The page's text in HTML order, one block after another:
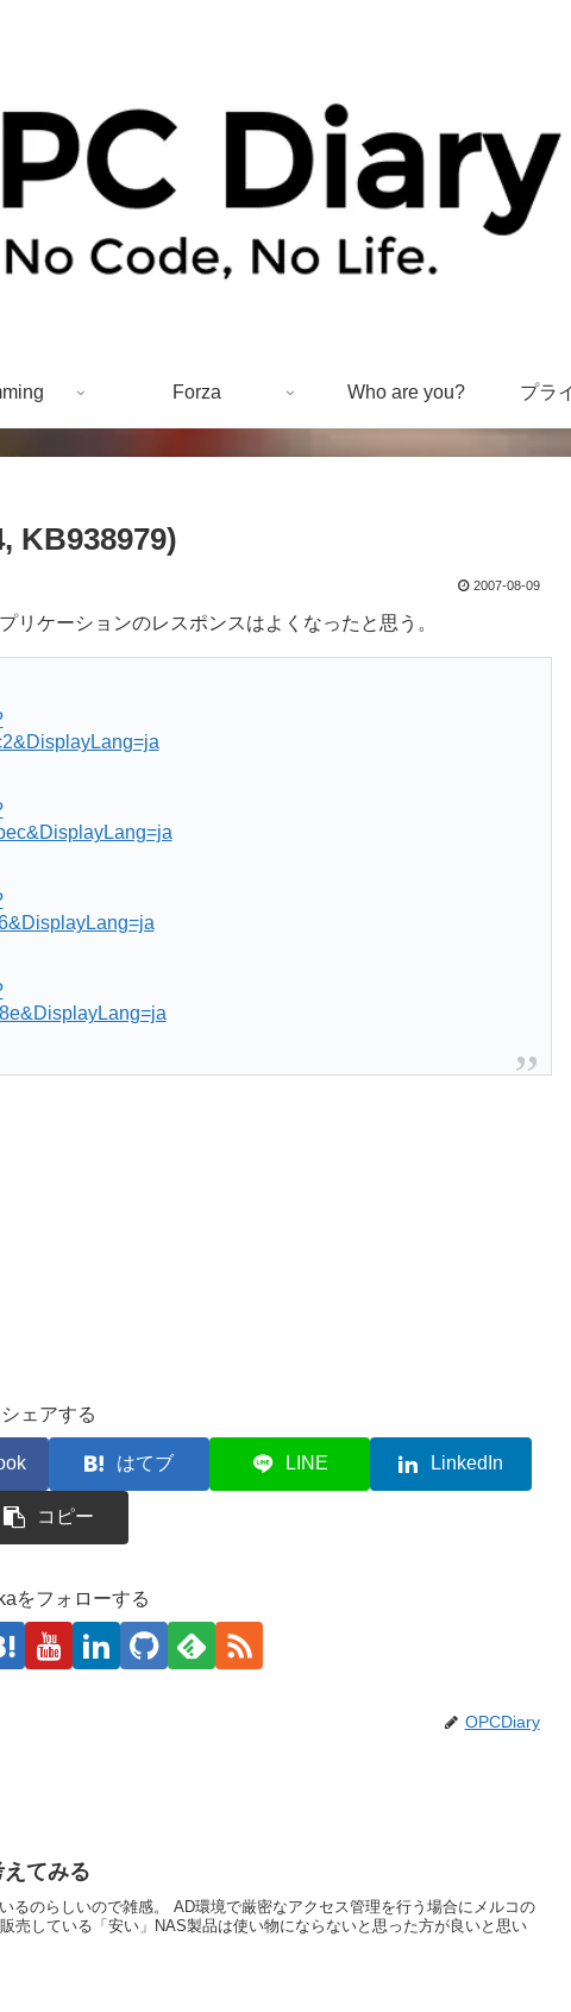
Forza Who are you? プラ
KB938979)
2007-08-09
ケーションのレスポンスはよくなったと思う。
シェアする
はてブ LINE LinkedIn
コピー
をフォローする
OPCDiary
てみる
るのらしいので雑感。 AD環境で厳密なアクセス管理を行う場合にメルコの
売している「安い」NAS製品は使い物にならないと思った方が良いと思い